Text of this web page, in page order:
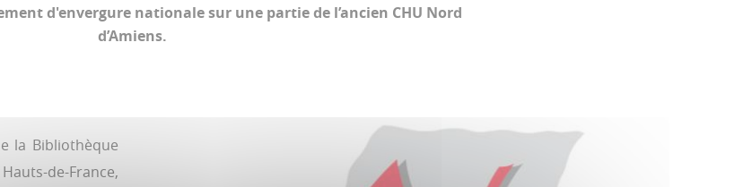
d'envergure nationale sur une partie de l’ancien CHU Nord
d’Amiens.
la Bibliothèque
de-France,